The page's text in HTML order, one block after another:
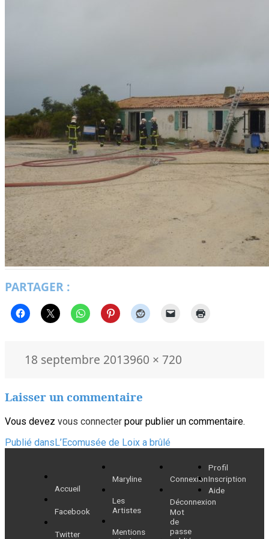
PARTAGER :
Publié
18 septembre 2013Taille
960 × 720
Laisser un commentaire
Vous devez vous connecter pour publier un commentaire.
Navigation
l’article
Publié dansL’Ecomusée de Loix a brûlé
Accueil
Facebook
Twitter
Maryline
Les
Artistes
Mentions
Connexion
Déconnexion
Mot
de
passe
Profil
Inscription
Aide